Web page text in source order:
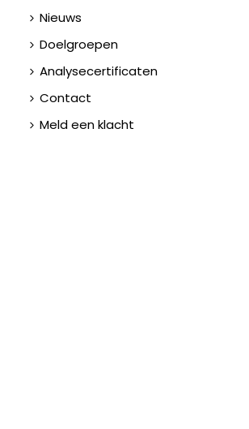
Nieuws
Doelgroepen
Analysecertificaten
Contact
Meld een klacht